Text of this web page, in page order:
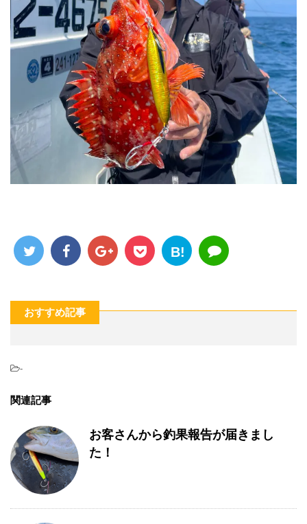
B!
おすすめ記事
-
関連記事
お客さんから釣果報告が届きまし
た！